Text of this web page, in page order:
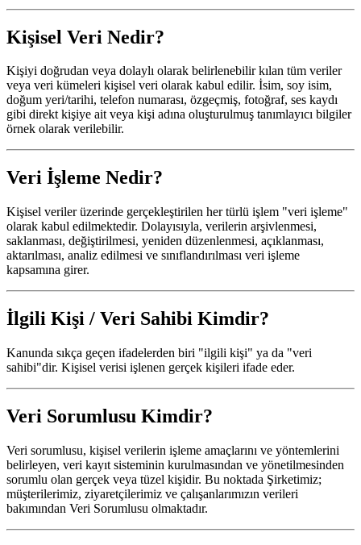
Kişisel Veri Nedir?
Kişiyi doğrudan veya dolaylı olarak belirlenebilir kılan tüm veriler
veya veri kümeleri kişisel veri olarak kabul edilir. İsim, soy isim,
doğum yeri/tarihi, telefon numarası, özgeçmiş, fotoğraf, ses kaydı
gibi direkt kişiye ait veya kişi adına oluşturulmuş tanımlayıcı bilgiler
örnek olarak verilebilir.
Veri İşleme Nedir?
Kişisel veriler üzerinde gerçekleştirilen her türlü işlem "veri işleme"
olarak kabul edilmektedir. Dolayısıyla, verilerin arşivlenmesi,
saklanması, değiştirilmesi, yeniden düzenlenmesi, açıklanması,
aktarılması, analiz edilmesi ve sınıflandırılması veri işleme
kapsamına girer.
İlgili Kişi / Veri Sahibi Kimdir?
Kanunda sıkça geçen ifadelerden biri "ilgili kişi" ya da "veri
sahibi"dir. Kişisel verisi işlenen gerçek kişileri ifade eder.
Veri Sorumlusu Kimdir?
Veri sorumlusu, kişisel verilerin işleme amaçlarını ve yöntemlerini
belirleyen, veri kayıt sisteminin kurulmasından ve yönetilmesinden
sorumlu olan gerçek veya tüzel kişidir. Bu noktada Şirketimiz;
müşterilerimiz, ziyaretçilerimiz ve çalışanlarımızın verileri
bakımından Veri Sorumlusu olmaktadır.